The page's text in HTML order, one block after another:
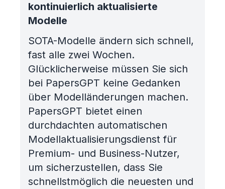
kontinuierlich aktualisierte
Modelle
SOTA-Modelle ändern sich schnell,
fast alle zwei Wochen.
Glücklicherweise müssen Sie sich
bei PapersGPT keine Gedanken
über Modelländerungen machen.
PapersGPT bietet einen
durchdachten automatischen
Modellaktualisierungsdienst für
Premium- und Business-Nutzer,
um sicherzustellen, dass Sie
schnellstmöglich die neuesten und